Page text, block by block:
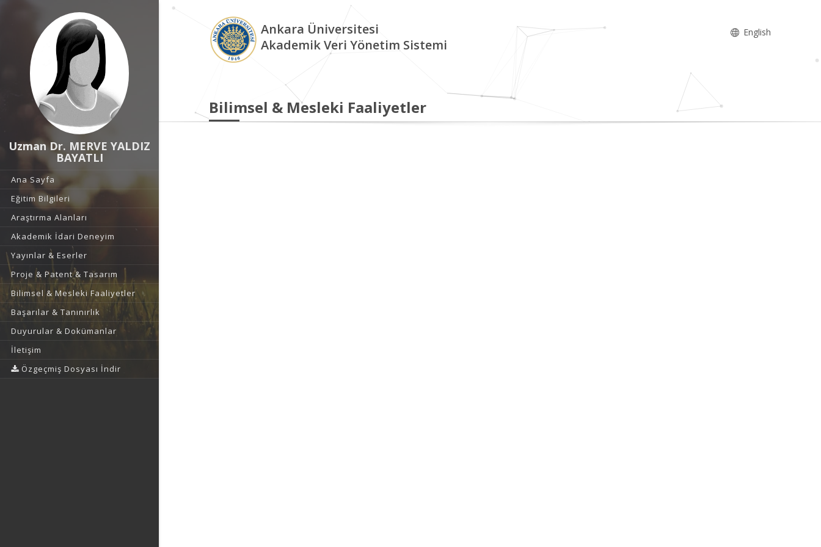
Uzman Dr. MERVE YALDIZ
BAYATLI
Ana Sayfa
Eğitim Bilgileri
Araştırma Alanları
Akademik İdari Deneyim
Yayınlar & Eserler
Proje & Patent & Tasarım
Bilimsel & Mesleki Faaliyetler
Başarılar & Tanınırlık
Duyurular & Dokümanlar
İletişim
Özgeçmiş Dosyası İndir
Ankara Üniversitesi
Akademik Veri Yönetim Sistemi
English
Bilimsel & Mesleki Faaliyetler